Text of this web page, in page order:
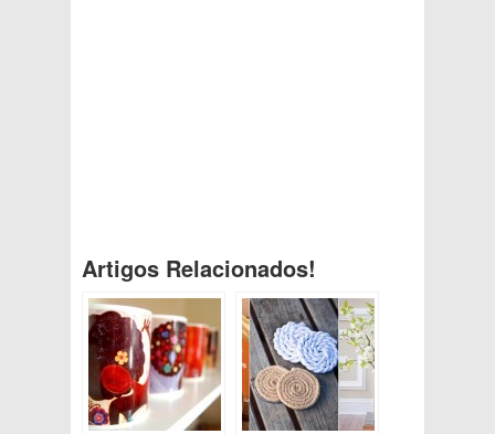
Artigos Relacionados!